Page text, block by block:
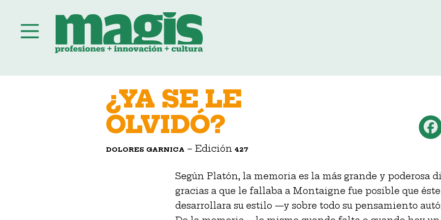
¿YA SE LE
OLVIDÓ?
DOLORES GARNICA – Edición 427
Según Platón, la memoria es la más grande y poderosa
gracias a que le fallaba a Montaigne fue posible que éste
desarrollara su estilo —y sobre todo su pensamiento